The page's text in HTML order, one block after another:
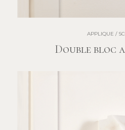
APPLIQUE /
Double bloc